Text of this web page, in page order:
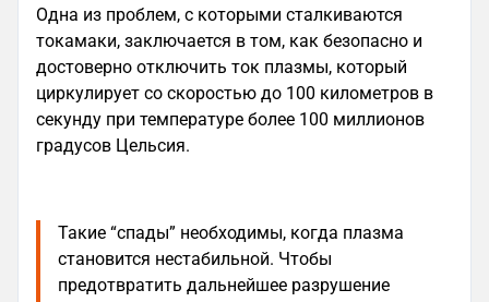
Одна из проблем, с которыми сталкиваются
токамаки, заключается в том, как безопасно и
достоверно отключить ток плазмы, который
циркулирует со скоростью до 100 километров в
секунду при температуре более 100 миллионов
градусов Цельсия.
Такие “спады” необходимы, когда плазма
становится нестабильной. Чтобы
предотвратить дальнейшее разрушение